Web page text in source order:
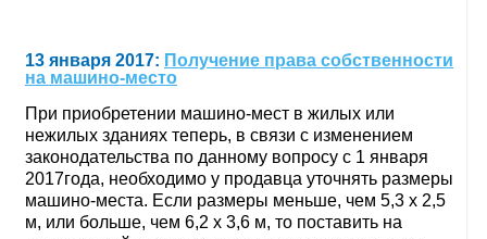
13 января 2017: Получение права собственности
на машино-место
При приобретении машино-мест в жилых или
нежилых зданиях теперь, в связи с изменением
законодательства по данному вопросу с 1 января
2017года, необходимо у продавца уточнять размеры
машино-места. Если размеры меньше, чем 5,3 х 2,5
м, или больше, чем 6,2 х 3,6 м, то поставить на